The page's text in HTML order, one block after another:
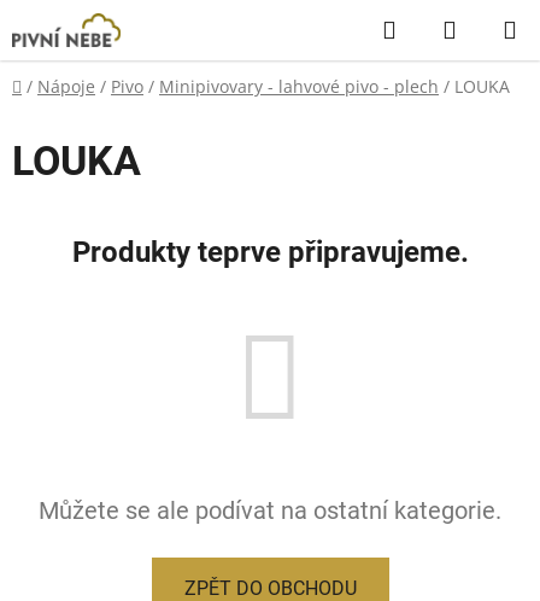
na
obsah
Hledat
KOŠÍK
Domů
/ Nápoje / Pivo / Minipivovary - lahvové pivo - plech / LOUKA
LOUKA
Produkty teprve připravujeme.
Můžete se ale podívat na ostatní kategorie.
ZPĚT DO OBCHODU